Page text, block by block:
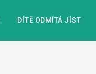
DÍTĚ ODMÍTÁ JÍST